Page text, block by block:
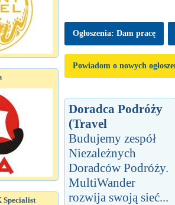
Specialist
Ogłoszenia: Dam pracę
Powiadom o nowych
Doradca Podróży
(Travel
Budujemy zespół
Niezależnych
Doradców Podróży.
MultiWander
rozwija swoją sieć...